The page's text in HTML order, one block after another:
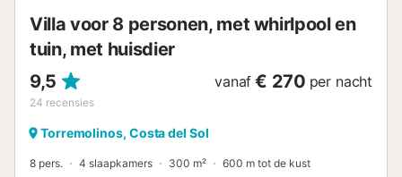
Meer informatie...
Villa voor 8 personen, met whirlpool en
tuin, met huisdier
9,5
24 recensies
vanaf € 270 per nacht
Torremolinos, Costa del Sol
8 pers. 4 slaapkamers 300 m² 600 m tot de kust